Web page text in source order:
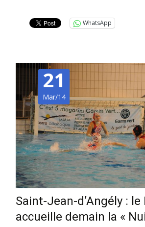
WhatsApp
21
Mar/14
Saint-Jean-d’Angély : le
accueille demain la «